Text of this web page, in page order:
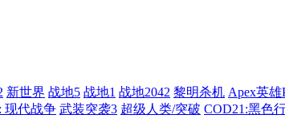
新世界 战地5 战地1 战地2042 黎明杀机 Apex英雄
现代战争 武装突袭3 超级人类/突破 COD21:黑色